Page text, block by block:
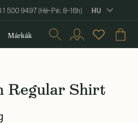
1 500 9497 (Hé–Pé: 8–16h) HU
Márkák
Regular Shirt